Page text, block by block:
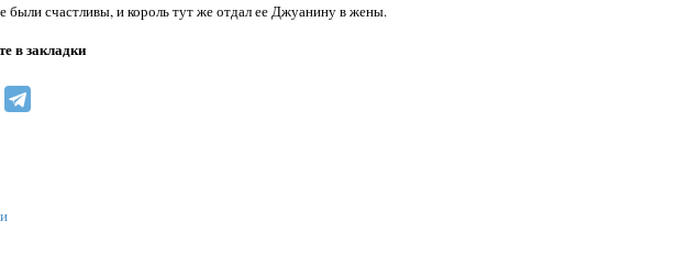
были счастливы, и король тут же отдал ее Джуанину в жены.
в закладки